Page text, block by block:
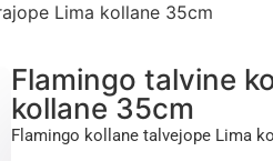
Lima kollane 35cm
Flamingo talvine
kollane 35cm
Flamingo kollane talvejope Lima